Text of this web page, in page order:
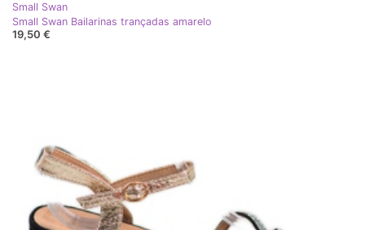
Small Swan
Small Swan Bailarinas trançadas amarelo
19,50 €